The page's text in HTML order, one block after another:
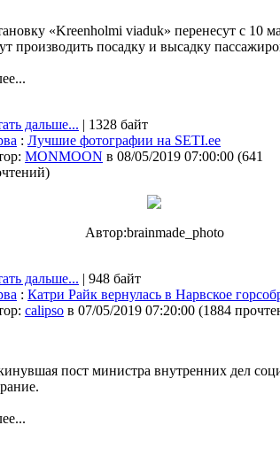
«Kreenholmi viaduk» перенесут с 10
производить посадку и высадку
дальше... | 1328 байт
: Лучшие фотографии на SETI.ee
MONMOON в 08/05/2019 07:00:00 (641
)
Автор:brainmade_photo
дальше... | 948 байт
: Катри Райк вернулась в Нарвское
calipso в 07/05/2019 07:20:00 (1884
пост министра внутренних дел